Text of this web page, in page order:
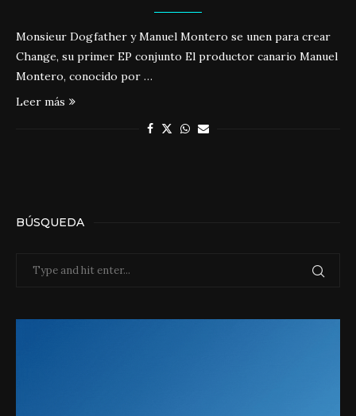
Monsieur Dogfather y Manuel Montero se unen para crear
Change, su primer EP conjunto El productor canario Manuel
Montero, conocido por …
Leer más
BÚSQUEDA